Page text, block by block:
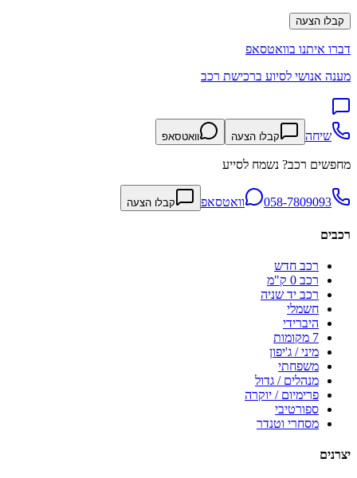
קבלו הצעה
דברו איתנו בוואטסאפ
מענה אנושי לסיוע ברכישת רכב
שיחה קבלו הצעה וואטסאפ
מחפשים רכב? נשמח לסייע
058-7809093 וואטסאפ קבלו הצעה
רכבים
רכב חדש
רכב 0 ק"מ
רכב יד שניה
חשמלי
היברידי
7 מקומות
מיני / ג'יפון
משפחתי
מנהלים / גדול
פרימיום / יוקרה
ספורטיבי
מסחרי וטנדר
יצרנים